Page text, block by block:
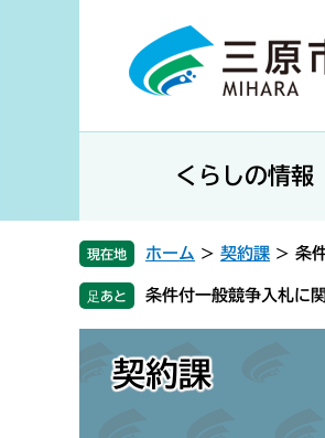
。
て
くらしの情報
現在地 ホーム > 契約課 > 条
条件付一般競争入札に
契約課